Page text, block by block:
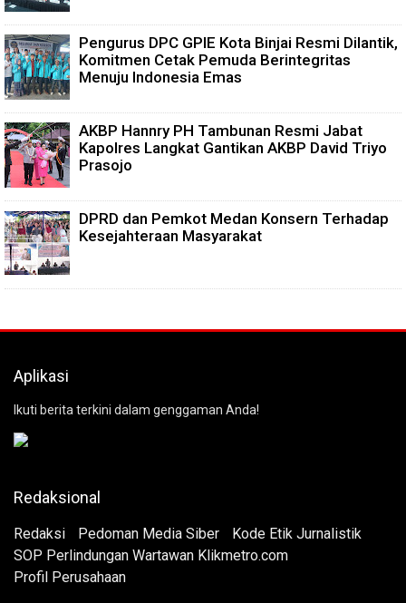
Pengurus DPC GPIE Kota Binjai Resmi Dilantik,
Komitmen Cetak Pemuda Berintegritas
Menuju Indonesia Emas
AKBP Hannry PH Tambunan Resmi Jabat
Kapolres Langkat Gantikan AKBP David Triyo
Prasojo
DPRD dan Pemkot Medan Konsern Terhadap
Kesejahteraan Masyarakat
Aplikasi
Ikuti berita terkini dalam genggaman Anda!
Redaksional
Redaksi Pedoman Media Siber
Kode Etik Jurnalistik
SOP Perlindungan Wartawan Klikmetro.com
Profil Perusahaan